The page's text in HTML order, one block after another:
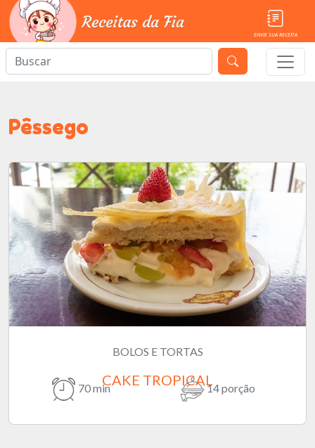
ENVIE SUA RECEITA
Pêssego
BOLOS E TORTAS
CAKE TROPICAL
70 min 14 porção